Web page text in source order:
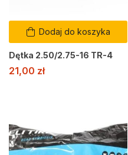
Dodaj do koszyka
Dętka 2.50/2.75-16 TR-4
21,00 zł